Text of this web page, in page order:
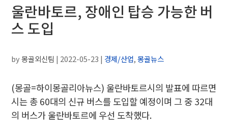
울란바토르, 장애인 탑승 가능한 버
스 도입
by몽골외신팀 | 2022-05-23 | 경제/산업,몽골뉴스
(몽골=하이몽골리아뉴스) 울란바토르시의 발표에 따르면
시는 총 60대의 신규 버스를 도입할 예정이며 그 중 32대
의 버스가 울란바토르에 우선 도착했다.